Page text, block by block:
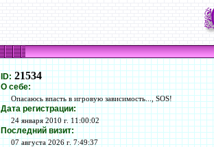
ID: 21534
О себе:
Опасаюсь впасть в игровую зависимость..., SOS!
Дата регистрации:
24 января 2010 г. 11:00:02
Последний визит:
07 августа 2026 г. 7:49:37